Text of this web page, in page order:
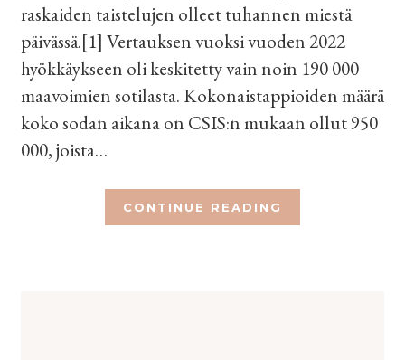
raskaiden taistelujen olleet tuhannen miestä
päivässä.[1] Vertauksen vuoksi vuoden 2022
hyökkäykseen oli keskitetty vain noin 190 000
maavoimien sotilasta. Kokonaistappioiden määrä
koko sodan aikana on CSIS:n mukaan ollut 950
000, joista…
CONTINUE READING